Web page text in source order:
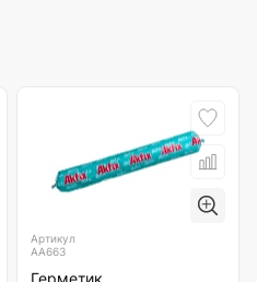
Артикул
AA663